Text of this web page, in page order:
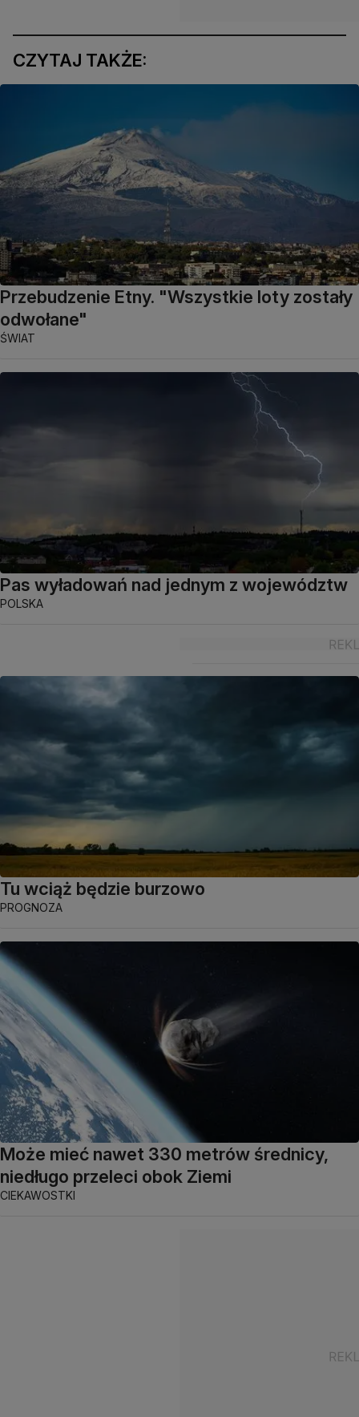
CZYTAJ TAKŻE:
Przebudzenie Etny. "Wszystkie loty zostały
odwołane"
ŚWIAT
Pas wyładowań nad jednym z województw
POLSKA
Tu wciąż będzie burzowo
PROGNOZA
Może mieć nawet 330 metrów średnicy,
niedługo przeleci obok Ziemi
CIEKAWOSTKI